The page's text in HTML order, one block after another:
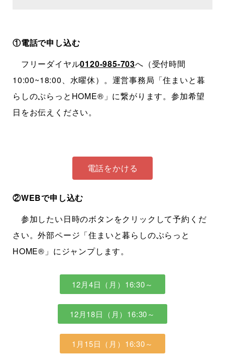
①電話で申し込む
フリーダイヤル0120-985-703へ（受付時間
10:00~18:00、水曜休）。運営事務局「住まいと暮
らしのぷらっとHOME®」に繋がります。参加希望
日をお伝えください。
電話をかける
②WEBで申し込む
参加したい日時のボタンをクリックして予約くだ
さい。外部ページ「住まいと暮らしのぷらっと
HOME®」にジャンプします。
12月4日（月）16:30～
12月18日（月）16:30～
1月15日（月）16:30～